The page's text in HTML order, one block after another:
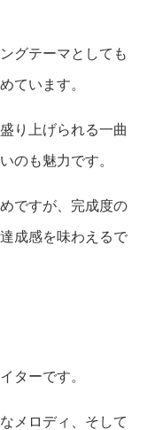
グテーマとしても
ています。
り上げられる一曲
のも魅力です。
ですが、完成度の
成感を味わえるで
ターです。
メロディ、そして